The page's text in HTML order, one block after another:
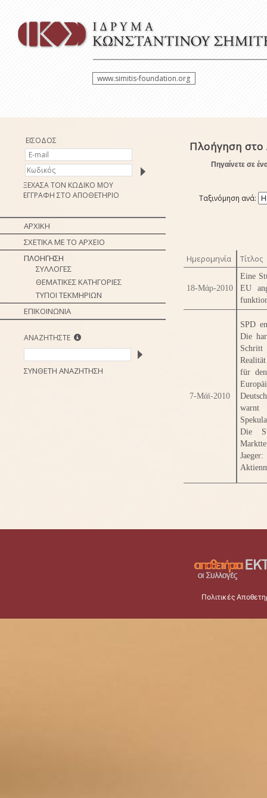
www.simitis-foundation.org
ΕΙΣΟΔΟΣ
ΞΕΧΑΣΑ ΤΟΝ ΚΩΔΙΚΟ ΜΟΥ
ΕΓΓΡΑΦΗ ΣΤΟ ΑΠΟΘΕΤΗΡΙΟ
ΑΡΧΙΚΗ
ΣΧΕΤΙΚΑ ΜΕ ΤΟ ΑΡΧΕΙΟ
ΠΛΟΗΓΗΣΗ
ΣΥΛΛΟΓΕΣ
ΘΕΜΑΤΙΚΕΣ ΚΑΤΗΓΟΡΙΕΣ
ΤΥΠΟΙ ΤΕΚΜΗΡΙΩΝ
ΕΠΙΚΟΙΝΩΝΙΑ
ΑΝΑΖΗΤΗΣΤΕ
ΣΥΝΘΕΤΗ ΑΝΑΖΗΤΗΣΗ
Πλοήγηση
Πηγαίνετε σε
Ταξινόμηση ανά:
Ημερομηνία Τίτλος
18-Μάρ-2010
Eine
EU
7-Μάϊ-2010
SPD
Die
Schritt
für
Die